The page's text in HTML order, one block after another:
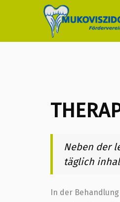
Neben der
täglich
In der